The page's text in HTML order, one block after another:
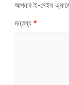
আপনার ই-মেইল
মন্তব্য *